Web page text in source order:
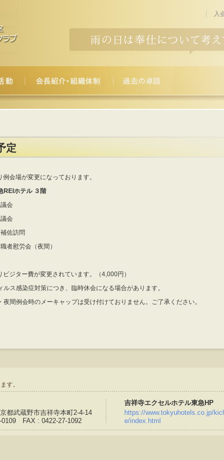
入
定
例会場が変更になっております。
REIホテル ３階
会
会
佐訪問
者慰労会（夜間）
ビジター費が変更されています。（4,000円）
ルス感染症対策につき、臨時休会になる場合があります。
夜間例会時のメーキャップは受け付けておりません。ご了承ください。
す。
都武蔵野市吉祥寺本町2-4-14
0109 FAX : 0422-27-1092
吉祥寺エクセルホテル東急HP
https://www.tokyuhotels.co.jp/
e/index.html